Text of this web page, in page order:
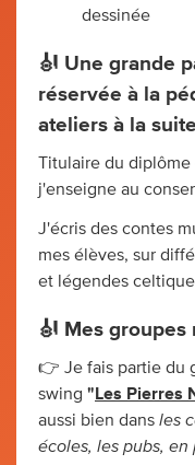
dessinée
🎻 Une grande
réservée à la
ateliers à la
Titulaire du diplôme
j'enseigne au
J'écris des contes
mes élèves, sur
et légendes
🎻 Mes groupes
👉 Je fais partie du
swing " Les Pierres
aussi bien dans les
écoles, les pubs, en